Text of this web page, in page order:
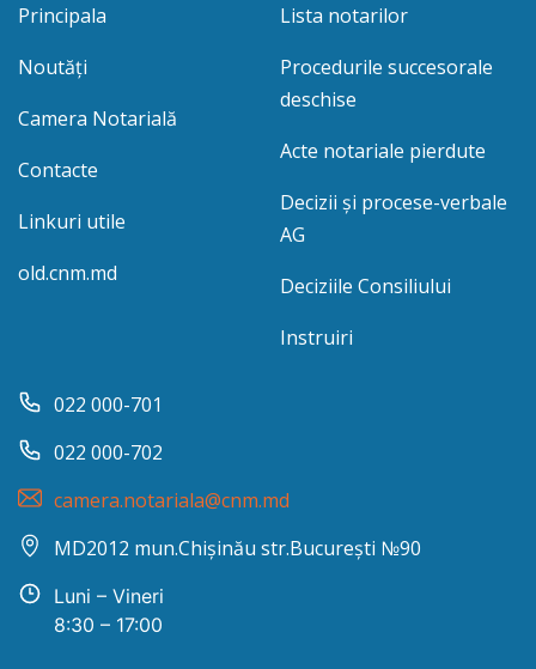
Principala
Noutăți
Camera Notarială
Contacte
Linkuri utile
old.cnm.md
Lista notarilor
Procedurile succesorale
deschise
Acte notariale pierdute
Decizii și procese-verbale
AG
Deciziile Consiliului
Instruiri
022 000-701
022 000-702
camera.notariala@cnm.md
MD2012 mun.Chișinău str.București №90
Luni – Vineri
8:30 – 17:00